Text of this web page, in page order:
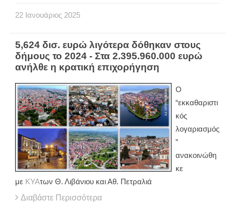
22 Ιανουάριος 2025
5,624 δισ. ευρώ λιγότερα δόθηκαν στους
δήμους το 2024 - Στα 2.395.960.000 ευρώ
ανήλθε η κρατική επιχορήγηση
Ο
“εκκαθαριστι
κός
λογαριασμός
”
ανακοινώθη
κε
με ΚΥΑτων Θ. Λιβάνιου και Αθ. Πετραλιά
Διαβάστε Περισσότερα